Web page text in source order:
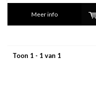
Meer info
Toon 1 - 1 van 1